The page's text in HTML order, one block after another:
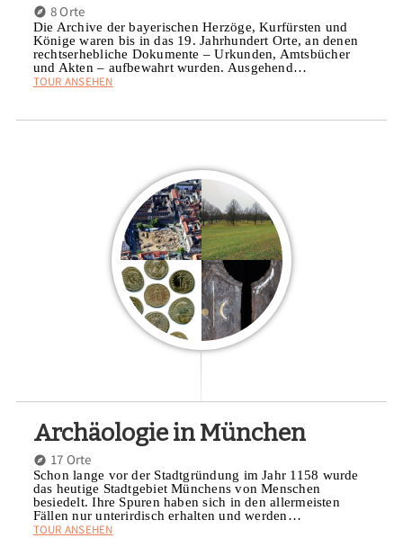
8 Orte
Die Archive der bayerischen Herzöge, Kurfürsten und
Könige waren bis in das 19. Jahrhundert Orte, an denen
rechtserhebliche Dokumente – Urkunden, Amtsbücher
und Akten – aufbewahrt wurden. Ausgehend…
TOUR ANSEHEN
Archäologie in München
17 Orte
Schon lange vor der Stadtgründung im Jahr 1158 wurde
das heutige Stadtgebiet Münchens von Menschen
besiedelt. Ihre Spuren haben sich in den allermeisten
Fällen nur unterirdisch erhalten und werden…
TOUR ANSEHEN